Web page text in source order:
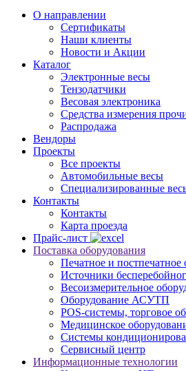
О направлении
Сертификаты
Наши клиенты
Новости и Акции
Каталог
Электронные весы
Тензодатчики
Весовая электроника
Средства измерения
Распродажа
Вендоры
Проекты
Все проекты
Автомобильные весы
Специализированные
Контакты
Контакты
Карта проезда
Прайс-лист
Поставка оборудования
Печатное и постпечатное
Источники
Весоизмерительное
Оборудование АСУТП
POS-системы, торговое
Медицинское
Системы
Сервисный центр
Информационные технологии